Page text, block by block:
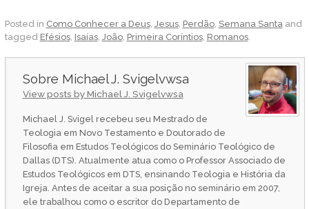
Posted in Como Conhecer a Deus, Jesus, Perdão, Semana Santa and
tagged Efésios, Isaías, João, Primeira Coríntios, Romanos.
Michael J. Svigelvwsa
View posts by Michael J. Svigelvwsa
Michael J. Svigel recebeu seu Mestrado de
Teologia em Novo Testamento e Doutorado de
Filosofia em Estudos Teológicos do Seminário Teológico de
Dallas (DTS). Atualmente atua como o Professor Associado de
Estudos Teológicos em DTS, ensinando Teologia e História da
Igreja. Antes de aceitar a sua posição no seminário em 2007,
ele trabalhou como o escritor do Departamento de